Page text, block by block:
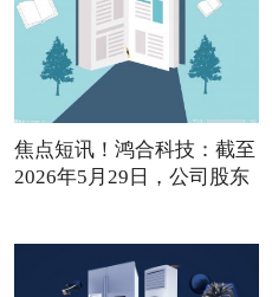
焦点短讯！鸿合科技：截至
2026年5月29日，公司股东